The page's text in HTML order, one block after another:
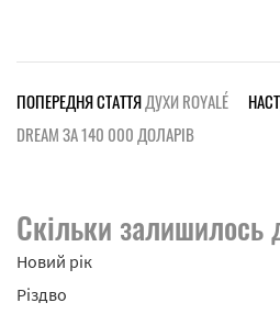
ПОПЕРЕДНЯ СТАТТЯДУХИ ROYALÉ
DREAM ЗА 140 000 ДОЛАРІВ
Скільки залишилось
Новий рік
Різдво